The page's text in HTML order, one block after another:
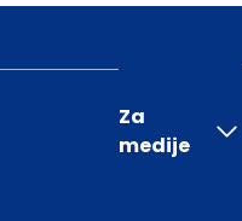
Za
medije